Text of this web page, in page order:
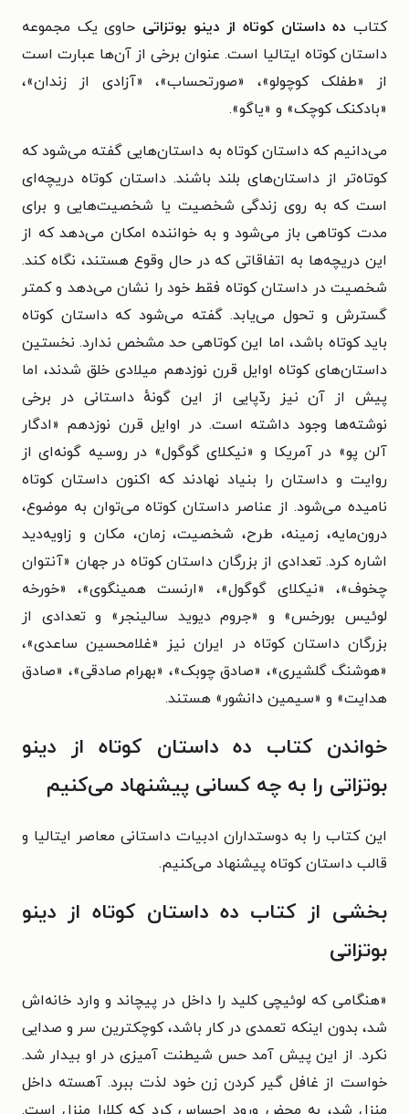
کتاب ده داستان کوتاه از دینو بوتزاتی حاوی یک مجموعه
داستان کوتاه ایتالیا است. عنوان برخی از آن‌ها عبارت است
از «طفلک کوچولو»، «صورتحساب»، «آزادی از زندان»،‌
«بادکنک کوچک» و «یاگو».
می‌دانیم که داستان کوتاه به داستان‌هایی گفته می‌شود که
کوتاه‌تر از داستان‌های بلند باشند. داستان کوتاه دریچه‌ای
است که به روی زندگی شخصیت یا شخصیت‌هایی و برای
مدت کوتاهی باز می‌شود و به خواننده امکان می‌دهد که از
این دریچه‌ها به اتفاقاتی که در حال وقوع هستند، نگاه کند.
شخصیت در داستان کوتاه فقط خود را نشان می‌دهد و کمتر
گسترش و تحول می‌یابد. گفته می‌شود که داستان کوتاه
باید کوتاه باشد، اما این کوتاهی حد مشخص ندارد. نخستین
داستان‌های کوتاه اوایل قرن نوزدهم میلادی خلق شدند، اما
پیش از آن نیز ردّپایی از این گونهٔ داستانی در برخی
نوشته‌ها وجود داشته است. در اوایل قرن نوزدهم «ادگار
آلن پو» در آمریکا و «نیکلای گوگول» در روسیه گونه‌ای از
روایت و داستان را بنیاد نهادند که اکنون داستان کوتاه
نامیده می‌شود. از عناصر داستان کوتاه می‌توان به موضوع،
درون‌مایه، زمینه، طرح، شخصیت، زمان، مکان و زاویه‌دید
اشاره کرد. تعدادی از بزرگان داستان کوتاه در جهان «آنتوان
چخوف»، «نیکلای گوگول»، «ارنست همینگوی»، «خورخه
لوئیس بورخس» و «جروم دیوید سالینجر» و تعدادی از
بزرگان داستان کوتاه در ایران نیز «غلامحسین ساعدی»،
«هوشنگ گلشیری»، «صادق چوبک»، «بهرام صادقی»، «صادق
هدایت» و «سیمین دانشور» هستند.
خواندن کتاب ده داستان کوتاه از دینو
بوتزاتی را به چه کسانی پیشنهاد می‌کنیم
این کتاب را به دوستداران ادبیات داستانی معاصر ایتالیا و
قالب داستان کوتاه پیشنهاد می‌کنیم.
بخشی از کتاب ده داستان کوتاه از دینو
بوتزاتی
«هنگامی که لوئیچی کلید را داخل در پیچاند و وارد خانه‌اش
شد، بدون اینکه تعمدی در کار باشد، کوچکترین سر و صدایی
نکرد. از این پیش آمد حس شیطنت آمیزی در او بیدار شد.
خواست از غافل گیر کردن زن خود لذت ببرد. آهسته داخل